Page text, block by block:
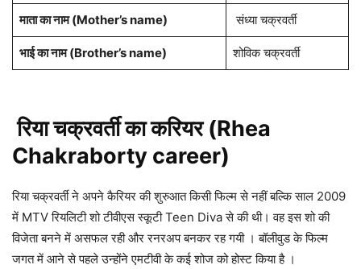
माता का नाम (Mother’s name) संध्या चक्रवर्ती
भाई का नाम (Brother’s name) शोविक चक्रवर्ती
रिया चक्रवर्तीका करियर (Rhea
Chakraborty career)
रिया चक्रवर्ती ने अपने कैरियर की शुरुआत किसी फिल्म से नहीं बल्कि साल 2009
में MTV रियलिटी शो टीवीएस स्कूटी Teen Diva से की थी। वह इस शो की
विजेता बनने में असफल रही और रनरअप बनकर रह गयी । बॉलीवुड के फिल्म
जगत में आने से पहले उन्होंने एमटीवी के कई शोज को होस्ट किया है ।